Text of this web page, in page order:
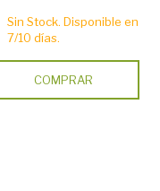
Sin Stock. Disponible en
7/10 días.
COMPRAR